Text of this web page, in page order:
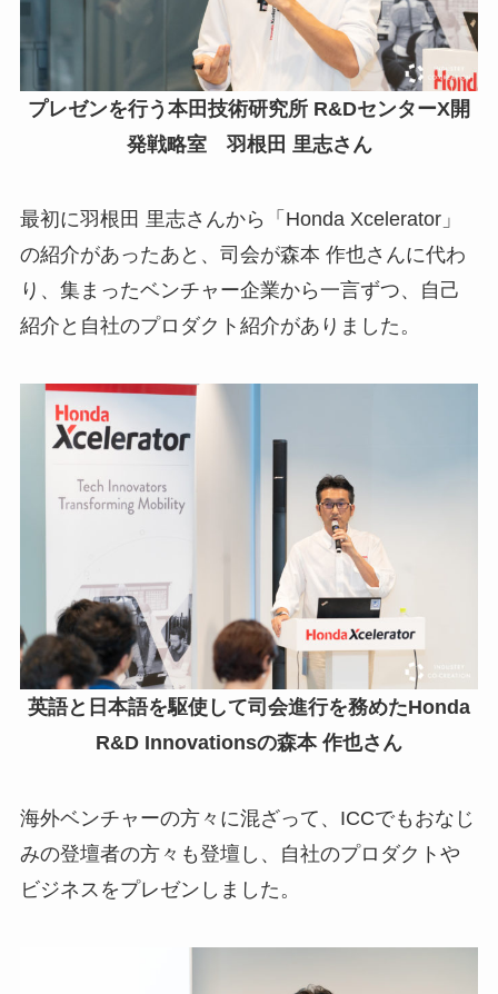
プレゼンを行う本田技術研究所 R&DセンターX開
発戦略室 羽根田 里志さん
最初に羽根田 里志さんから「Honda Xcelerator」
の紹介があったあと、司会が森本 作也さんに代わ
り、集まったベンチャー企業から一言ずつ、自己
紹介と自社のプロダクト紹介がありました。
英語と日本語を駆使して司会進行を務めたHonda
R&D Innovationsの森本 作也さん
海外ベンチャーの方々に混ざって、ICCでもおなじ
みの登壇者の方々も登壇し、自社のプロダクトや
ビジネスをプレゼンしました。